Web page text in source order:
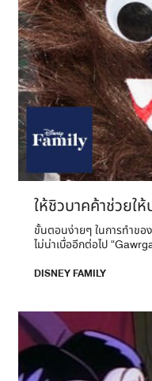
ให้ชิวบาคค้าช่วย
ขั้นตอนง่ายๆ ในการทำข
ไม่น่าเบื่ออีกต่อไป
DISNEY FAMILY